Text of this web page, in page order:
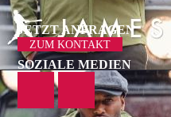
JETZT ANFRAGEN
ZUM KONTAKT
SOZIALE MEDIEN